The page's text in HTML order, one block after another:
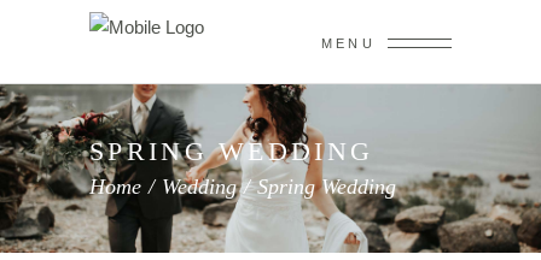
MENU
SPRING WEDDING
Home/Wedding/Spring Wedding